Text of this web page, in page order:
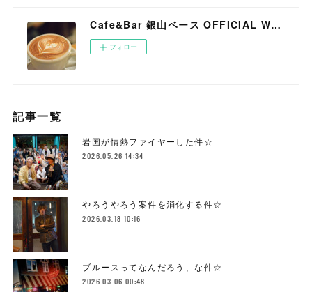
Cafe&Bar 銀山ベース OFFICIAL WEB SITE
フォロー
記事一覧
岩国が情熱ファイヤーした件☆
2026.05.26 14:34
やろうやろう案件を消化する件☆
2026.03.18 10:16
ブルースってなんだろう、な件☆
2026.03.06 00:48